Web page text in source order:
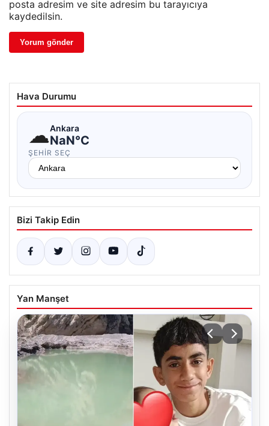
posta adresim ve site adresim bu tarayıcıya
kaydedilsin.
Hava Durumu
☁Ankara
NaN°C
ŞEHIR SEÇ
Bizi Takip Edin
Yan Manşet